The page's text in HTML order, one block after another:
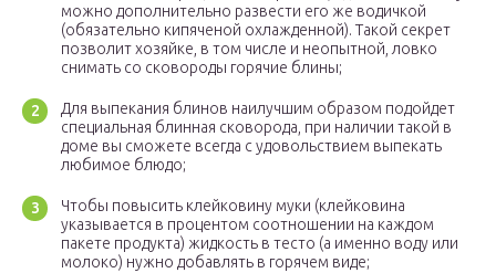
можно дополнительно развести его же водичкой
(обязательно кипяченой охлажденной). Такой секрет
позволит хозяйке, в том числе и неопытной, ловко
снимать со сковороды горячие блины;
Для выпекания блинов наилучшим образом подойдет
специальная блинная сковорода, при наличии такой в
доме вы сможете всегда с удовольствием выпекать
любимое блюдо;
Чтобы повысить клейковину муки (клейковина
указывается в процентом соотношении на каждом
пакете продукта) жидкость в тесто (а именно воду или
молоко) нужно добавлять в горячем виде;